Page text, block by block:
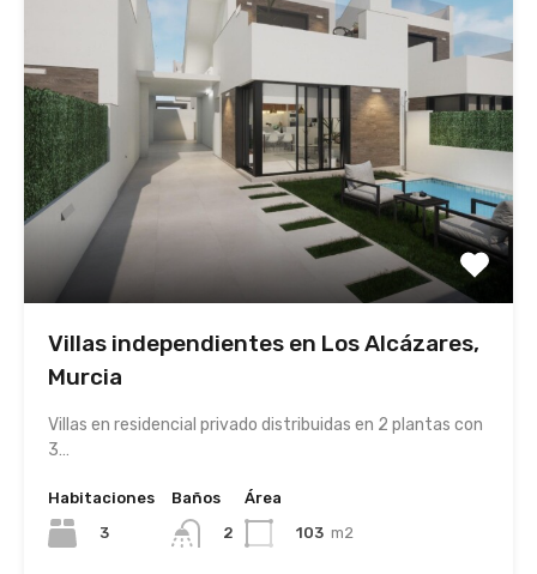
Villas independientes en Los Alcázares,
Murcia
Villas en residencial privado distribuidas en 2 plantas con
3…
Habitaciones
3
Baños
2
Área
103 m2